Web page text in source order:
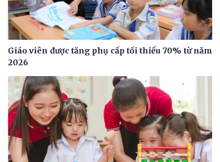
Giáo viên được tăng phụ cấp tối thiểu 70% từ năm
2026